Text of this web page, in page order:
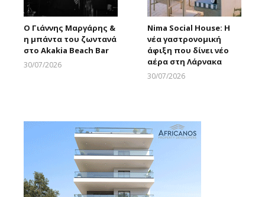
Ο Γιάννης Μαργάρης &
η μπάντα του ζωντανά
στο Akakia Beach Bar
30/07/2026
Nima Social House: Η
νέα γαστρονομική
άφιξη που δίνει νέο
αέρα στη Λάρνακα
30/07/2026